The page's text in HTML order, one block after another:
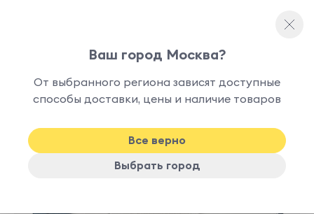
наличии
Ваш город Москва?
От выбранного региона зависят доступные
способы доставки, цены и наличие товаров
Все верно
Выбрать город